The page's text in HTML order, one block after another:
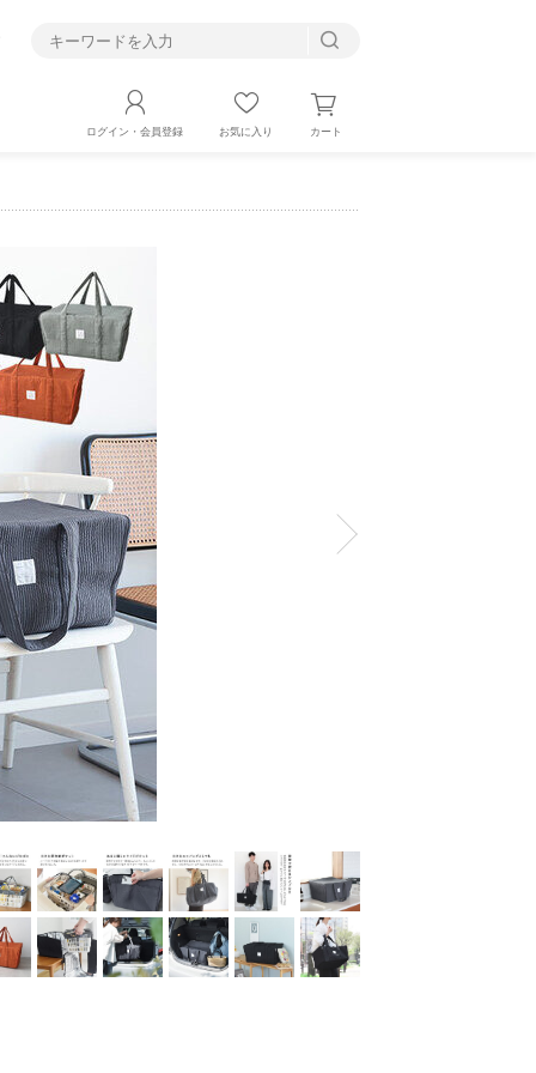
ログイン・会員登録 お気に入り カート